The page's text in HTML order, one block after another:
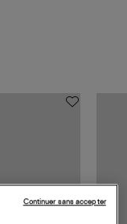
Continuer sans accepter